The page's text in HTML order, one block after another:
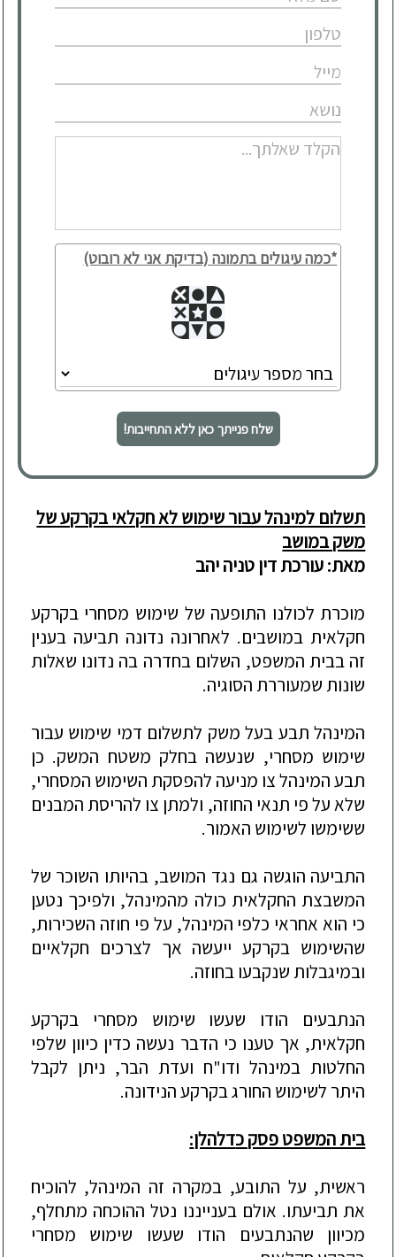
*כמה עיגולים בתמונה (בדיקת אני לא רובוט)
שלח פנייתך כאן ללא התחייבות!
תשלום למינהל עבור שימוש לא חקלאי בקרקע של
משק במושב
מאת: עורכת דין טניה יהב
מוכרת לכולנו התופעה של שימוש מסחרי בקרקע
חקלאית במושבים. לאחרונה נדונה תביעה בענין
זה בבית המשפט, השלום בחדרה בה נדונו שאלות
שונות שמעוררת הסוגיה.
המינהל תבע בעל משק לתשלום דמי שימוש עבור
שימוש מסחרי, שנעשה בחלק משטח המשק. כן
תבע המינהל צו מניעה להפסקת השימוש המסחרי,
שלא על פי תנאי החוזה, ולמתן צו להריסת המבנים
ששימשו לשימוש האמור.
התביעה הוגשה גם נגד המושב, בהיותו השוכר של
המשבצת החקלאית כולה מהמינהל, ולפיכך נטען
כי הוא אחראי כלפי המינהל, על פי חוזה השכירות,
שהשימוש בקרקע ייעשה אך לצרכים חקלאיים
ובמיגבלות שנקבעו בחוזה.
הנתבעים הודו שעשו שימוש מסחרי בקרקע
חקלאית, אך טענו כי הדבר נעשה כדין כיוון שלפי
החלטות במינהל ודו"ח ועדת הבר, ניתן לקבל
היתר לשימוש החורג בקרקע הנידונה.
בית המשפט פסק כדלהלן:
ראשית, על התובע, במקרה זה המינהל, להוכיח
את תביעתו. אולם בענייננו נטל ההוכחה מתחלף,
מכיוון שהנתבעים הודו שעשו שימוש מסחרי